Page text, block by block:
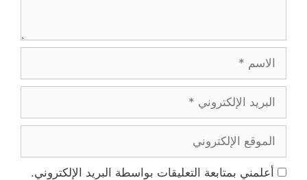
الاسم
البريد
الإلكتروني
الموقع
الإلكتروني
أعلمني بمتابعة التعليقات بواسطة البريد الإلكتروني.